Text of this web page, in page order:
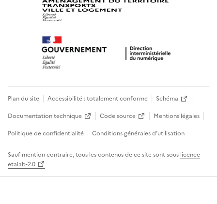
Plan du site Accessibilité : totalement conforme
Schéma
Documentation technique
Code source
Mentions légales
Politique de confidentialité
Conditions générales d’utilisation
Sauf mention contraire, tous les contenus de ce site sont sous licence
etalab-2.0